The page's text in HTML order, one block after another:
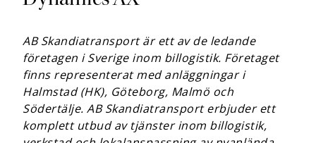
AB Skandiatransport är ett av de ledande
företagen i Sverige inom billogistik. Företaget
finns representerat med anläggningar i
Halmstad (HK), Göteborg, Malmö och
Södertälje. AB Skandiatransport erbjuder ett
komplett utbud av tjänster inom billogistik,